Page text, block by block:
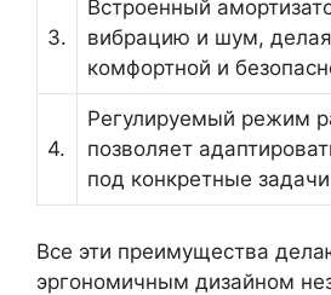
3.
Встроенный
вибрацию и шум,
комфортной и
4.
Регулируемый режим
позволяет
под конкретные
Все эти преимущества
эргономичным дизайном